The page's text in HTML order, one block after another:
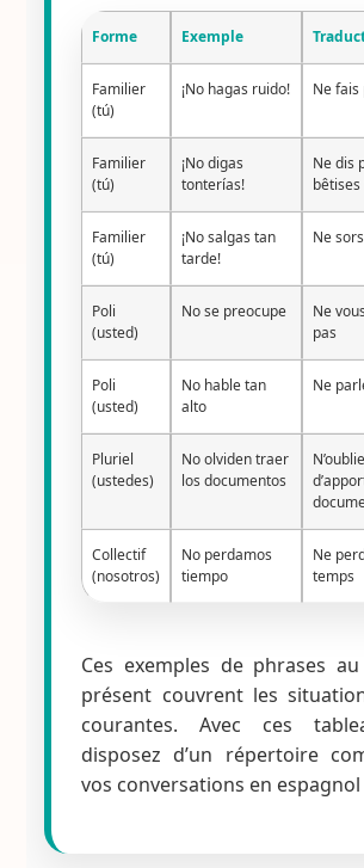
Forme Exemple
Familier
(tú)
¡No hagas ruido! Ne fais
Familier
(tú)
¡No digas
tonterías!
Ne dis
bêtises
Familier
(tú)
¡No salgas tan
tarde!
Ne
Poli
(usted)
No se preocupe
Ne
pas
Poli
(usted)
No hable tan
alto
Ne
Pluriel
(ustedes)
No olviden traer
los documentos
Collectif
(nosotros)
No perdamos
tiempo
Ne
temps
Ces exemples de phrases
présent couvrent les
courantes. Avec ces
disposez d’un répertoire
vos conversations en espagnol